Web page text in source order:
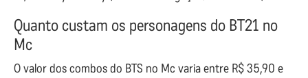
Quanto custam os personagens do BT21 no
Mc
O valor dos combos do BTS no Mc varia entre R$ 35,90 e